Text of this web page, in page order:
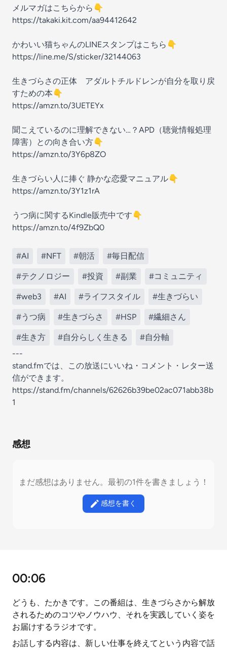
メルマガはこちらから👇
https://takaki.kit.com/aa94412642
かわいい猫ちゃんのLINEスタンプはこちら👇
https://line.me/S/sticker/32144063
生きづらさの正体 アダルトチルドレンが自分を取り戻
すための本👇
https://amzn.to/3UETEYx
聞こえているのに理解できない…？APD（聴覚情報処理
障害）との向き合い方👇
https://amzn.to/3Y6p8ZO
生きづらい人に捧ぐ 静かな恋愛マニュアル👇
https://amzn.to/3Y1z1rA
うつ病に関するKindle販売中です👇️
https://amzn.to/4f9ZbQ0
#AI #NFT #朝活 #毎日配信
#テクノロジー #投資 #副業 #コミュニティ
#web3 #AI #ライフスタイル #生きづらい
#うつ病 #生きづらさ #HSP #繊細さん
#生き方 #自分らしく生きる
#自分軸
---
stand.fmでは、この放送にいいね・コメント・レター送
信ができます。
https://stand.fm/channels/62626b39be02ac071abb38b
1
感想
まだ感想はありません。最初の1件を書きましょう！
感想を書く
00:06
どうも、たかきです。この番組は、生きづらさから解放
されるためのコツやノウハウ、それを実践していく姿を
お届けするラジオです。
お話しする内容は、新しい仕事を終えてという内容で話